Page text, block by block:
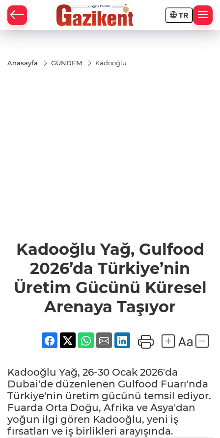
TR
Anasayfa GÜNDEM
Kadooğlu
Kadooğlu Yağ, Gulfood
2026’da Türkiye’nin
Üretim Gücünü Küresel
Arenaya Taşıyor
Kadooğlu Yağ, 26-30 Ocak 2026'da
Dubai'de düzenlenen Gulfood Fuarı'nda
Türkiye'nin üretim gücünü temsil ediyor.
Fuarda Orta Doğu, Afrika ve Asya'dan
yoğun ilgi gören Kadooğlu, yeni iş
fırsatları ve iş birlikleri arayışında.